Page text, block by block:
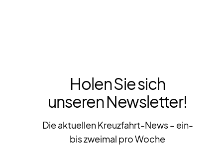
Holen Sie sich
unseren Newsletter!
Die aktuellen Kreuzfahrt-News – ein-
bis zweimal pro Woche